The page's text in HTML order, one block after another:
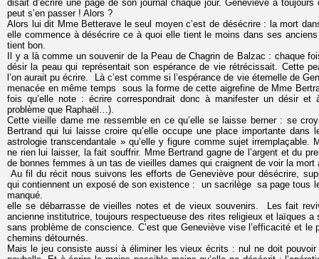
disait d’écrire une page de son journal chaque jour. Geneviève a
peut s’en passer ! Alors ?
Alors lui dit Mme Betterave le seul moyen c’est de désécrire : la mort
elle commence à désécrire ce à quoi elle tient le moins dans ses
tient bon.
Il y a là comme un souvenir de la Peau de Chagrin de Balzac : chaque
désir la peau qui représentait son espérance de vie rétrécissait. Cette
l’on aurait pu écrire. Là c’est comme si l’espérance de vie éternelle de
menacée en même temps sous la forme de cette aigrefine de Mme
fois qu’elle note : écrire correspondrait donc à manifester un désir et
problème que Raphaël…).
Cette vieille dame me ressemble en ce qu’elle se laisse berner : se
Bertrand qui lui laisse croire qu’elle occupe une place importante
astrologie transcendantale » qu’elle y figure comme sujet irremplaçable.
ne rien lui laisser, la fait souffrir. Mme Bertrand gagne de l’argent et du
de bonnes femmes à un tas de vieilles dames qui craignent de voir la mort
Au fil du récit nous suivons les efforts de Geneviève pour désécrire,
qui contiennent un exposé de son existence : un sacrilège sa page tous
manqué.
elle se débarrasse de vieilles notes et de vieux souvenirs. Les fait
ancienne institutrice, toujours respectueuse des rites religieux et laïques a
sans problème de conscience. C’est que Geneviève vise l’efficacité et le
chemins détournés.
Mais le jeu consiste aussi à éliminer les vieux écrits : nul ne doit